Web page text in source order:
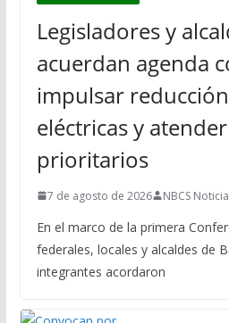
Legisladores y
acuerdan agenda
impulsar
eléctricas y
prioritarios
7 de agosto de 2026 NBCS
En el marco de la primera
federales, locales y alcaldes de
integrantes acordaron